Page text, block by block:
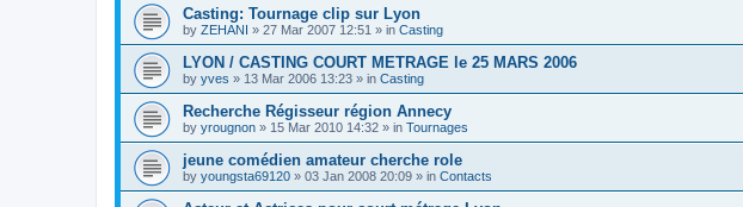
Casting: Tournage clip sur Lyon
by ZEHANI » 27 Mar 2007 12:51 » in Casting
LYON / CASTING COURT METRAGE le 25 MARS 2006
by yves » 13 Mar 2006 13:23 » in Casting
Recherche Régisseur région Annecy
by yrougnon » 15 Mar 2010 14:32 » in Tournages
jeune comédien amateur cherche role
by youngsta69120 » 03 Jan 2008 20:09 » in Contacts